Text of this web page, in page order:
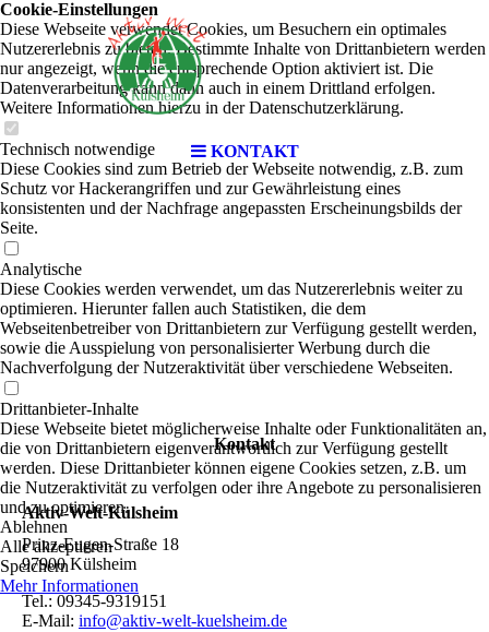
KONTAKT
Kontakt
Aktiv-Welt-Külsheim
Prinz-Eugen-Straße 18
97900 Külsheim
Tel.: 09345-9319151
E-Mail: info@aktiv-welt-kuelsheim.de
Cookie-Einstellungen
Diese Webseite verwendet Cookies, um Besuchern ein optimales
Nutzererlebnis zu bieten. Bestimmte Inhalte von Drittanbietern werden
nur angezeigt, wenn die entsprechende Option aktiviert ist. Die
Datenverarbeitung kann dann auch in einem Drittland erfolgen.
Weitere Informationen hierzu in der Datenschutzerklärung.
Technisch notwendige
Diese Cookies sind zum Betrieb der Webseite notwendig, z.B. zum
Schutz vor Hackerangriffen und zur Gewährleistung eines
konsistenten und der Nachfrage angepassten Erscheinungsbilds der
Seite.
Analytische
Diese Cookies werden verwendet, um das Nutzererlebnis weiter zu
optimieren. Hierunter fallen auch Statistiken, die dem
Webseitenbetreiber von Drittanbietern zur Verfügung gestellt werden,
sowie die Ausspielung von personalisierter Werbung durch die
Nachverfolgung der Nutzeraktivität über verschiedene Webseiten.
Drittanbieter-Inhalte
Diese Webseite bietet möglicherweise Inhalte oder Funktionalitäten an,
die von Drittanbietern eigenverantwortlich zur Verfügung gestellt
werden. Diese Drittanbieter können eigene Cookies setzen, z.B. um
die Nutzeraktivität zu verfolgen oder ihre Angebote zu personalisieren
und zu optimieren.
Ablehnen
Alle akzeptieren
Speichern
Mehr Informationen